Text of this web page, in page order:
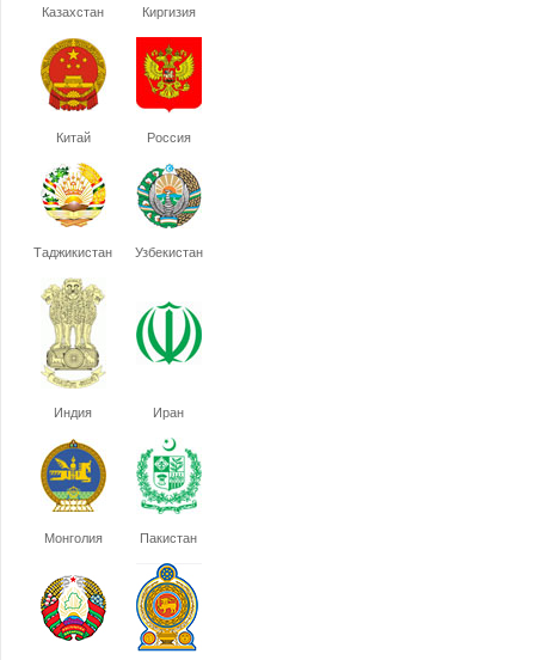
Казахстан Киргизия
Китай Россия
Таджикистан Узбекистан
Индия Иран
Монголия Пакистан